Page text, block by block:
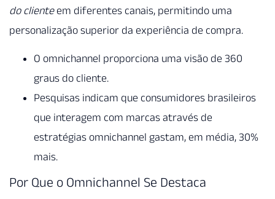
do clienteem diferentes canais, permitindo uma
personalização superior da experiência de compra.
O omnichannel proporciona uma visão de 360
graus do cliente.
Pesquisas indicam que consumidores brasileiros
que interagem com marcas através de
estratégias omnichannel gastam, em média, 30%
mais.
Por Que o Omnichannel Se Destaca